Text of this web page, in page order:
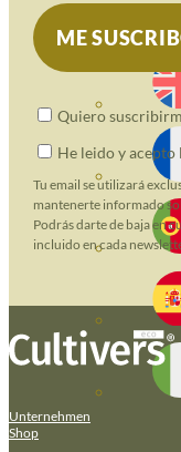
Quiero
He leido y acepto
Tu email se utilizará
mantenerte informado
Podrás darte de baja en
incluido en cada
Unternehmen
Shop